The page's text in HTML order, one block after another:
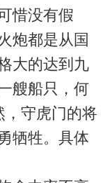
惜没有假
炮都是从国
大的达到九
艘船只，何
，守虎门的将
牺牲。具体